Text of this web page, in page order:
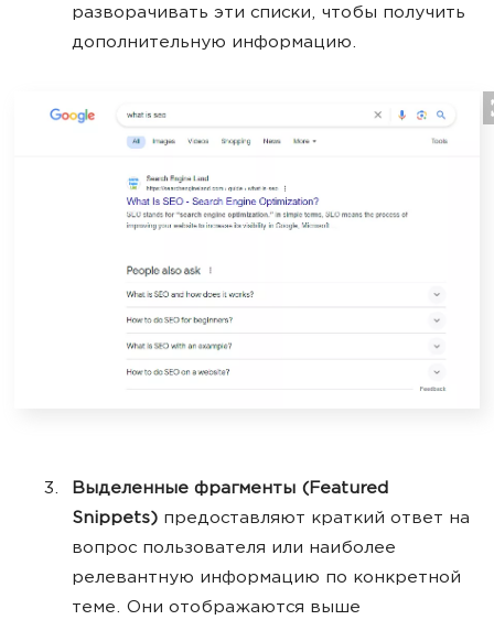
разворачивать эти списки, чтобы получить
дополнительную информацию.
Выделенные фрагменты (Featured
Snippets) предоставляют краткий ответ на
вопрос пользователя или наиболее
релевантную информацию по конкретной
теме. Они отображаются выше